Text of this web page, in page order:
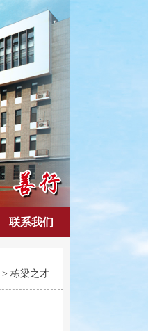
联系我们
> 栋梁之才